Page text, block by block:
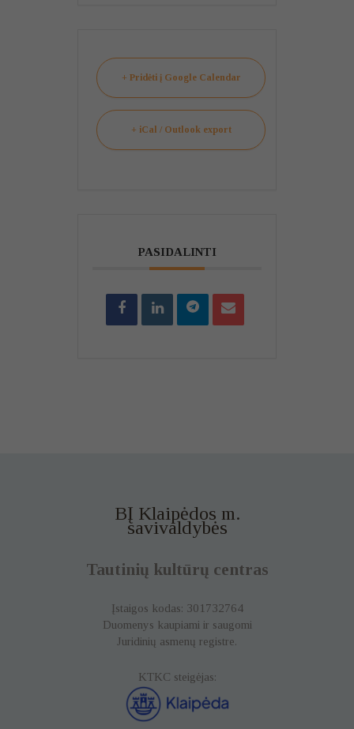
+ Pridėti į Google Calendar
+ iCal / Outlook export
PASIDALINTI
BĮ Klaipėdos m.
savivaldybės
Tautinių kultūrų centras
Įstaigos kodas: 301732764
Duomenys kaupiami ir saugomi
Juridinių asmenų registre.
KTKC steigėjas: